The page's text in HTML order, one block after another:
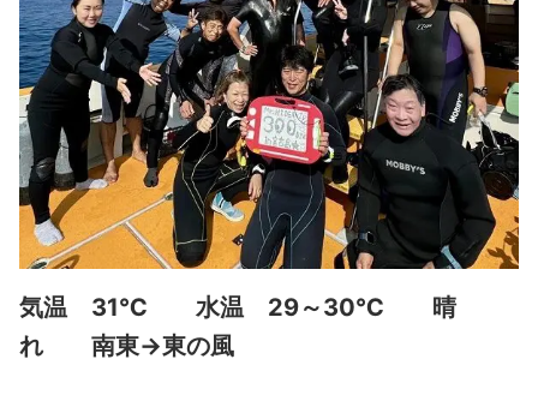
気温 31℃ 水温 29～30℃ 晴
れ 南東→東の風